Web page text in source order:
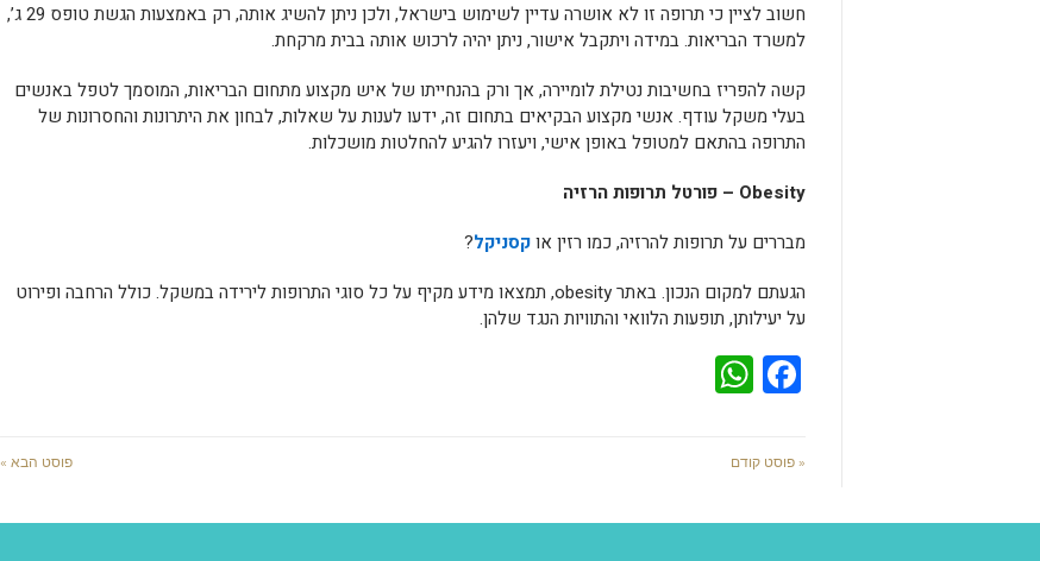
חשוב לציין כי תרופה זו לא אושרה עדיין לשימוש בישראל, ולכן ניתן להשיג אותה, רק באמצעות הגשת טופס 29 ג’,
למשרד הבריאות. במידה ויתקבל אישור, ניתן יהיה לרכוש אותה בבית מרקחת.
קשה להפריז בחשיבות נטילת לומיירה, אך ורק בהנחייתו של איש מקצוע מתחום הבריאות, המוסמך לטפל באנשים
בעלי משקל עודף. אנשי מקצוע הבקיאים בתחום זה, ידעו לענות על שאלות, לבחון את היתרונות והחסרונות של
התרופה בהתאם למטופל באופן אישי, ויעזרו להגיע להחלטות מושכלות.
Obesity – פורטל תרופות הרזיה
מבררים על תרופות להרזיה, כמו רזין אוקסניקל?
הגעתם למקום הנכון. באתר obesity, תמצאו מידע מקיף על כל סוגי התרופות לירידה במשקל. כולל הרחבה ופירוט
על יעילותן, תופעות הלוואי והתוויות הנגד שלהן.
Facebook
« פוסט קודם פוסט הבא »